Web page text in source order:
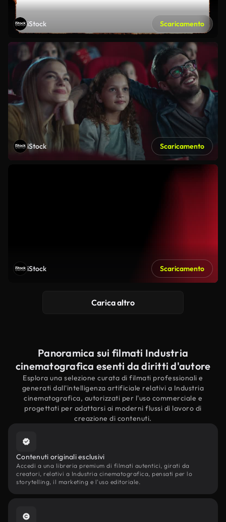
iStock Scaricamento
iStock Scaricamento
iStock Scaricamento
Carica altro
Panoramica sui filmati Industria
cinematografica esenti da diritti d'autore
Esplora una selezione curata di filmati professionali e
generati dall'intelligenza artificiale relativi a Industria
cinematografica, autorizzati per l'uso commerciale e
progettati per adattarsi ai moderni flussi di lavoro di
creazione di contenuti.
Contenuti originali esclusivi
Accedi a una libreria premium di filmati autentici, girati da
creatori, relativi a Industria cinematografica, pensati per lo
storytelling, il marketing e l'uso editoriale.